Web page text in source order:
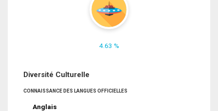
4.63 %
Diversité Culturelle
CONNAISSANCE DES LANGUES OFFICIELLES
Anglais